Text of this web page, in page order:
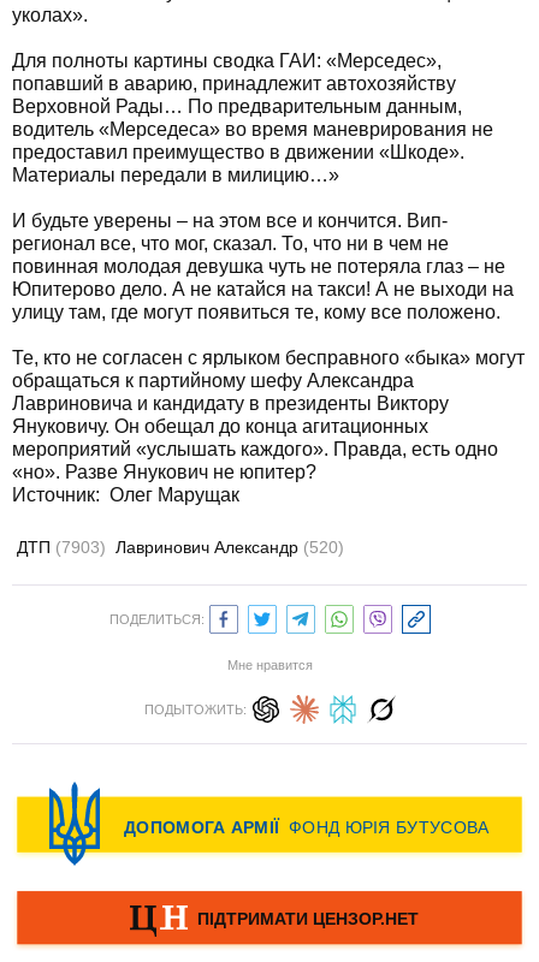
уколах».
Для полноты картины сводка ГАИ: «Мерседес»,
попавший в аварию, принадлежит автохозяйству
Верховной Рады… По предварительным данным,
водитель «Мерседеса» во время маневрирования не
предоставил преимущество в движении «Шкоде».
Материалы передали в милицию…»
И будьте уверены – на этом все и кончится. Вип-
регионал все, что мог, сказал. То, что ни в чем не
повинная молодая девушка чуть не потеряла глаз – не
Юпитерово дело. А не катайся на такси! А не выходи на
улицу там, где могут появиться те, кому все положено.
Те, кто не согласен с ярлыком бесправного «быка» могут
обращаться к партийному шефу Александра
Лавриновича и кандидату в президенты Виктору
Януковичу. Он обещал до конца агитационных
мероприятий «услышать каждого». Правда, есть одно
«но». Разве Янукович не юпитер?
Источник: Олег Марущак
ДТП (7903) Лавринович Александр (520)
ПОДЕЛИТЬСЯ:
Мне нравится
ПОДЫТОЖИТЬ: